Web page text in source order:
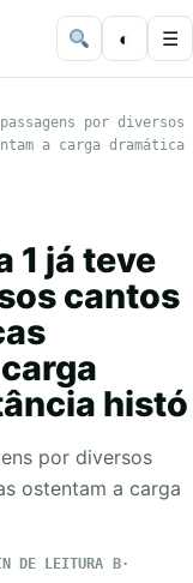
◐ ☰
por diversos
a carga dramática
1 já teve
cantos
histó
por diversos
ostentam a carga
DE LEITURA